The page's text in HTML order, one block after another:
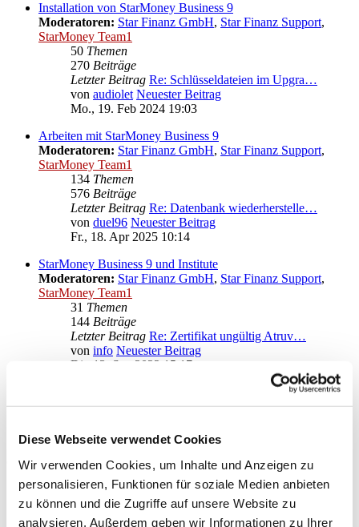
Diese Webseite verwendet Cookies
Wir verwenden Cookies, um Inhalte und Anzeigen zu
personalisieren, Funktionen für soziale Medien anbieten
zu können und die Zugriffe auf unsere Website zu
analysieren. Außerdem geben wir Informationen zu Ihrer
Installation von StarMoney Business 9
Moderatoren: Star Finanz GmbH, Star Finanz Support,
StarMoney Team1
50 Themen
270 Beiträge
Letzter Beitrag Re: Schlüsseldateien im Upgra…
von audiolet Neuester Beitrag
Mo., 19. Feb 2024 19:03
Arbeiten mit StarMoney Business 9
Moderatoren: Star Finanz GmbH, Star Finanz Support,
StarMoney Team1
134 Themen
576 Beiträge
Letzter Beitrag Re: Datenbank wiederherstelle…
von duel96 Neuester Beitrag
Fr., 18. Apr 2025 10:14
StarMoney Business 9 und Institute
Moderatoren: Star Finanz GmbH, Star Finanz Support,
StarMoney Team1
31 Themen
144 Beiträge
Letzter Beitrag Re: Zertifikat ungültig Atruv…
von info Neuester Beitrag
Di., 13. Sep 2022 15:17
Anregungen und Wünsche zu StarMoney Business 9
Moderatoren: Star Finanz GmbH,Star Finanz Support,
Gehe zu
Star Finanz GmbH
↳ Ankündigungen der Star Finanz GmbH
↳ Inhalte OnlineUpdates (Produktaktualisierungen)